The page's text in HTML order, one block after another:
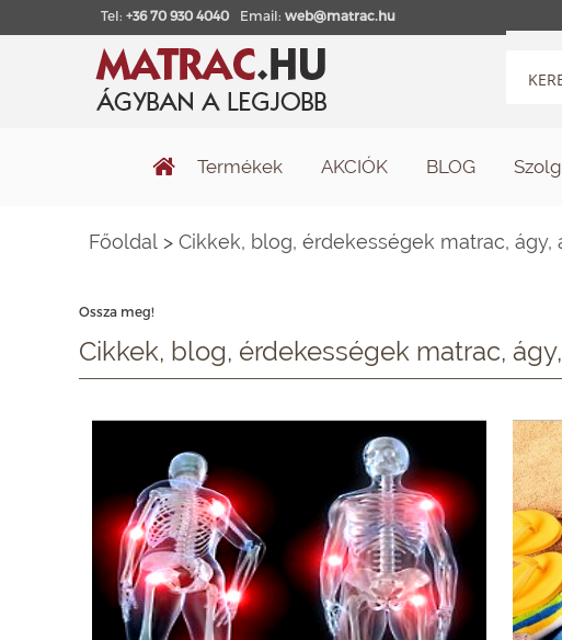
Tel: +36 70 930 4040 Email: web@matrac.hu
Termékek AKCIÓK BLOG
Főoldal > Cikkek, blog, érdekességek matrac, ágy,
Ossza meg!
Cikkek, blog, érdekességek matrac,